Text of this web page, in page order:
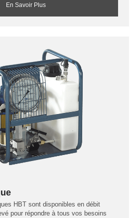
En Savoir Plus
HBT sont disponibles en débit
pour répondre à tous vos besoins